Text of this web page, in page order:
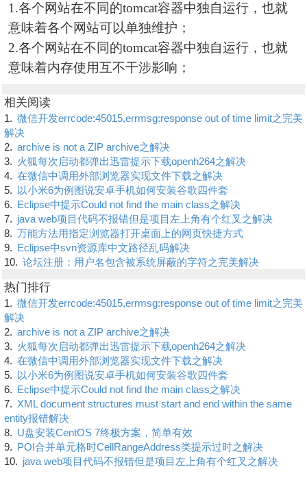
1.各个网站在不同的tomcat容器中独自运行，也就
意味着各个网站可以单独维护；
2.各个网站在不同的tomcat容器中独自运行，也就
意味着内存使用互不干涉影响；
相关阅读
1. 微信开发errcode:45015,errmsg:response out of time limit之完美
解决
2. archive is not a ZIP archive之解决
3. 火狐每次启动都弹出迅雷提示下载openh264之解决
4. 在微信中调用外部浏览器实现文件下载之解决
5. 以小米6为例图说安卓手机如何安装谷歌四件套
6. Eclipse中提示Could not find the main class之解决
7. java web项目代码不报错但是项目左上角有个红叉之解决
8. 万能方法用指定浏览器打开桌面上的网页快捷方式
9. Eclipse中svn资源库中文路径乱码解决
10. 论坛注册：用户名包含被系统屏蔽的字符之完美解决
热门排行
1. 微信开发errcode:45015,errmsg:response out of time limit之完美
解决
2. archive is not a ZIP archive之解决
3. 火狐每次启动都弹出迅雷提示下载openh264之解决
4. 在微信中调用外部浏览器实现文件下载之解决
5. 以小米6为例图说安卓手机如何安装谷歌四件套
6. Eclipse中提示Could not find the main class之解决
7. XML document structures must start and end within the same
entity报错解决
8. U盘安装CentOS 7终极方案，简单有效
9. POI合并单元格时CellRangeAddress类提示过时之解决
10. java web项目代码不报错但是项目左上角有个红叉之解决